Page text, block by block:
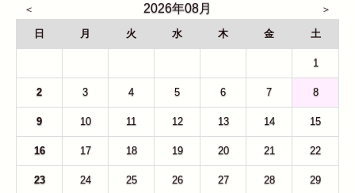
2026年08月
日 月 火 水 木 金 土
1
2 3 4 5 6 7 8
9 10 11 12 13 14 15
16 17 18 19 20 21 22
23 24 25 26 27 28 29